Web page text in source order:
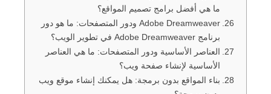
ما هي أفضل برامج تصميم المواقع؟
Adobe Dreamweaver ودور المتصفحات: ما هو دور
برنامج Adobe Dreamweaver في تطوير الويب؟
العناصر الأساسية ودور المتصفحات: ما هي العناصر
الأساسية لإنشاء صفحة ويب؟
بناء المواقع بدون برمجة: هل يمكنك إنشاء موقع ويب